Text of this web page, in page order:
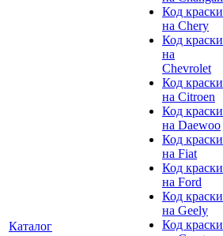
Каталог
Код краски
на Chery
Код краски
на
Chevrolet
Код краски
на Citroen
Код краски
на Daewoo
Код краски
на Fiat
Код краски
на Ford
Код краски
на Geely
Код краски